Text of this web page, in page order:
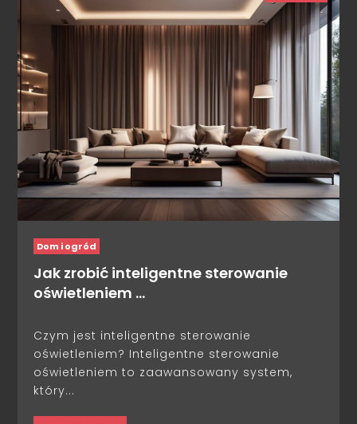
Dom i ogród
Jak zrobić inteligentne sterowanie
oświetleniem …
Czym jest inteligentne sterowanie
oświetleniem? Inteligentne sterowanie
oświetleniem to zaawansowany system,
który...